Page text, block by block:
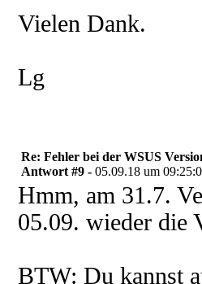
Vielen Dank.
Lg
Re: Fehler bei der WSUS
Antwort #9 - 05.09.18 um
Hmm, am 31.7.
05.09. wieder die
BTW: Du kannst